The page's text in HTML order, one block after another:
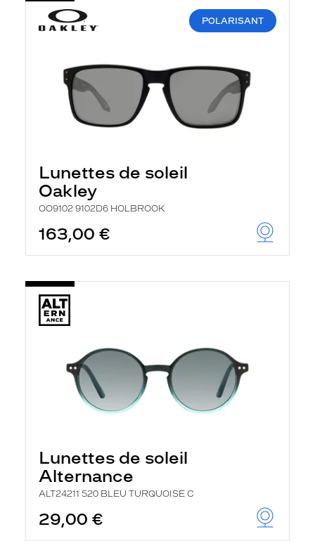
POLARISANT
Lunettes de soleil
Oakley
OO9102 9102D6 HOLBROOK
163,00 €
Lunettes de soleil
Alternance
ALT24211 520 BLEU TURQUOISE C
29,00 €